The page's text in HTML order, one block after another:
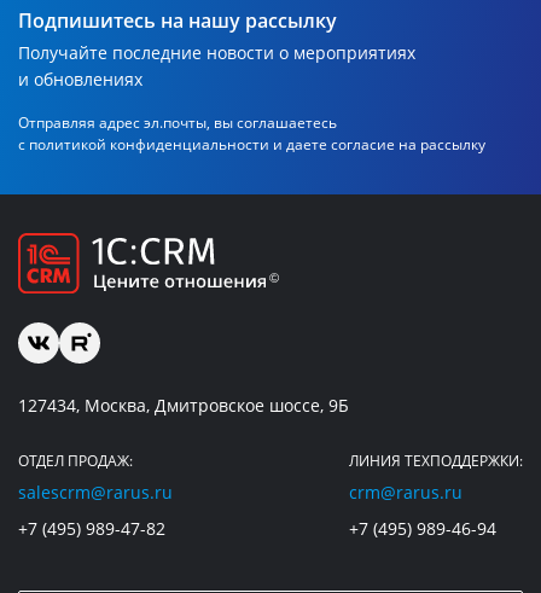
Подпишитесь на нашу рассылку
Получайте последние новости о мероприятиях
и обновлениях
Отправляя адрес эл.почты, вы соглашаетесь
с политикой конфиденциальности и даете согласие на рассылку
127434, Москва, Дмитровское шоссе, 9Б
ОТДЕЛ ПРОДАЖ:
salescrm@rarus.ru
+7 (495) 989-47-82
ЛИНИЯ ТЕХПОДДЕРЖКИ:
crm@rarus.ru
+7 (495) 989-46-94